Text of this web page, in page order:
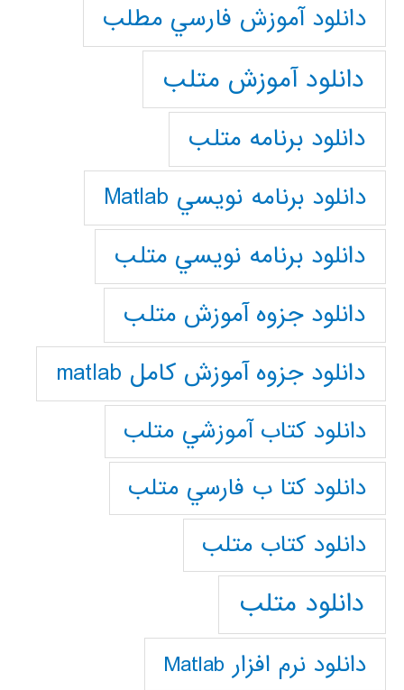
دانلود آموزش فارسي مطلب
دانلود آموزش متلب
دانلود برنامه متلب
دانلود برنامه نويسي Matlab
دانلود برنامه نويسي متلب
دانلود جزوه آموزش متلب
دانلود جزوه آموزش کامل matlab
دانلود كتاب آموزشي متلب
دانلود كتا ب فارسي متلب
دانلود كتاب متلب
دانلود متلب
دانلود نرم افزار Matlab